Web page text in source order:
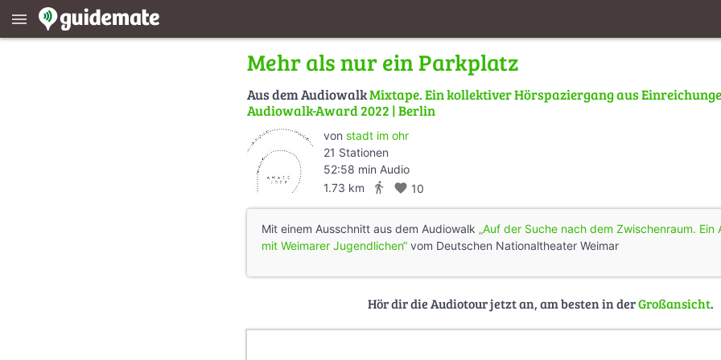
menu
Mehr als nur ein Parkplatz
Aus dem AudiowalkMixtape. Ein kollektiver Hörspaziergang aus
Audiowalk-Award 2022 | Berlin
von stadt im ohr
21 Stationen
52:58 min Audio
1.73 km
directions_walk favorite 10
Mit einem Ausschnitt aus dem Audiowalk „Auf der Suche nach dem Zwischenraum. Ein
mit Weimarer Jugendlichen“ vom Deutschen Nationaltheater Weimar
Hör dir die Audiotour jetzt an, am besten in derGroßansicht.